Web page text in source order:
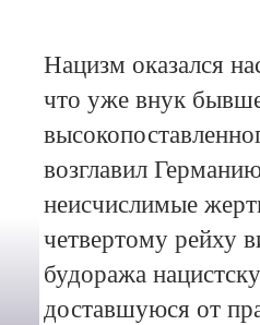
Нацизм оказался
что уже внук
возглавил
неисчислимые
четвертому рейху
будоража
доставшуюся от